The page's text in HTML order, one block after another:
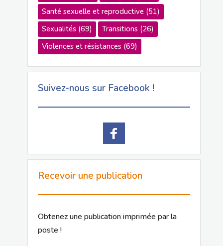
Santé sexuelle et reproductive(51)
Sexualités(69) Transitions(26)
Violences et résistances(69)
Suivez-nous sur Facebook !
Recevoir une publication
Obtenez une publication imprimée par la
poste !